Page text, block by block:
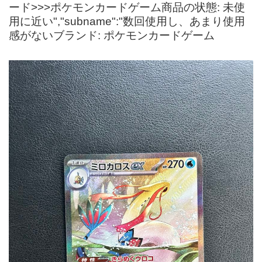
ード>>>ポケモンカードゲーム商品の状態: 未使
用に近い","subname":"数回使用し、あまり使用
感がないブランド: ポケモンカードゲーム